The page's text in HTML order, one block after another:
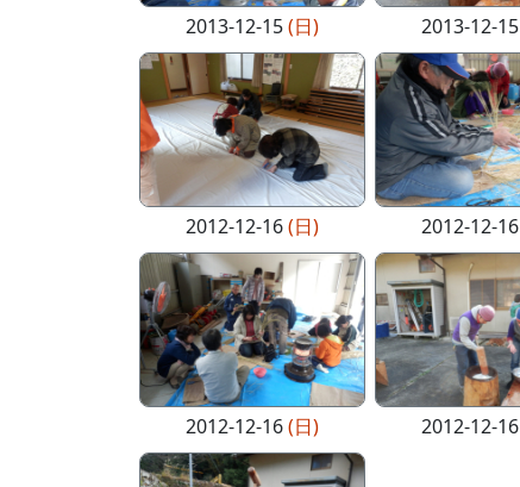
2013-12-15(日) 2013-12-15
2012-12-16(日) 2012-12-16
2012-12-16(日) 2012-12-16